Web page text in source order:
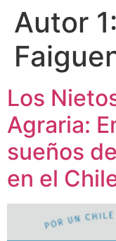
Autor 1:
Los
Agraria:
sueños
en el